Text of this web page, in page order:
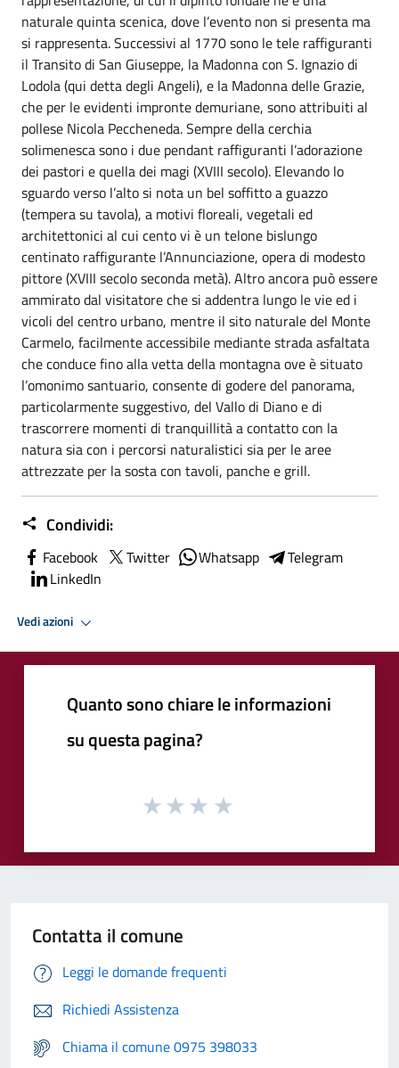
naturale quinta scenica, dove l’evento non si presenta ma
si rappresenta. Successivi al 1770 sono le tele raffiguranti
il Transito di San Giuseppe, la Madonna con S. Ignazio di
Lodola (qui detta degli Angeli), e la Madonna delle Grazie,
che per le evidenti impronte demuriane, sono attribuiti al
pollese Nicola Peccheneda. Sempre della cerchia
solimenesca sono i due pendant raffiguranti l’adorazione
dei pastori e quella dei magi (XVIII secolo). Elevando lo
sguardo verso l’alto si nota un bel soffitto a guazzo
(tempera su tavola), a motivi floreali, vegetali ed
architettonici al cui cento vi è un telone bislungo
centinato raffigurante l’Annunciazione, opera di modesto
pittore (XVIII secolo seconda metà). Altro ancora può essere
ammirato dal visitatore che si addentra lungo le vie ed i
vicoli del centro urbano, mentre il sito naturale del Monte
Carmelo, facilmente accessibile mediante strada asfaltata
che conduce fino alla vetta della montagna ove è situato
l’omonimo santuario, consente di godere del panorama,
particolarmente suggestivo, del Vallo di Diano e di
trascorrere momenti di tranquillità a contatto con la
natura sia con i percorsi naturalistici sia per le aree
attrezzate per la sosta con tavoli, panche e grill.
Condividi:
Facebook Twitter Whatsapp
Telegram
LinkedIn
Vedi azioni
Quanto sono chiare le informazioni
su questa pagina?
Contatta il comune
Leggi le domande frequenti
Richiedi Assistenza
Chiama il comune 0975 398033